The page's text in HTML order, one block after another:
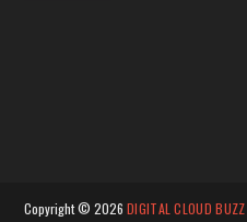
Copyright © 2026 DIGITAL CLOUD BUZZ